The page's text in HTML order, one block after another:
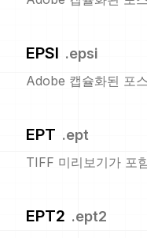
EPSI .epsi
Adobe 캡슐화된 포
EPT .ept
TIFF 미리보기가 포
EPT2 .ept2